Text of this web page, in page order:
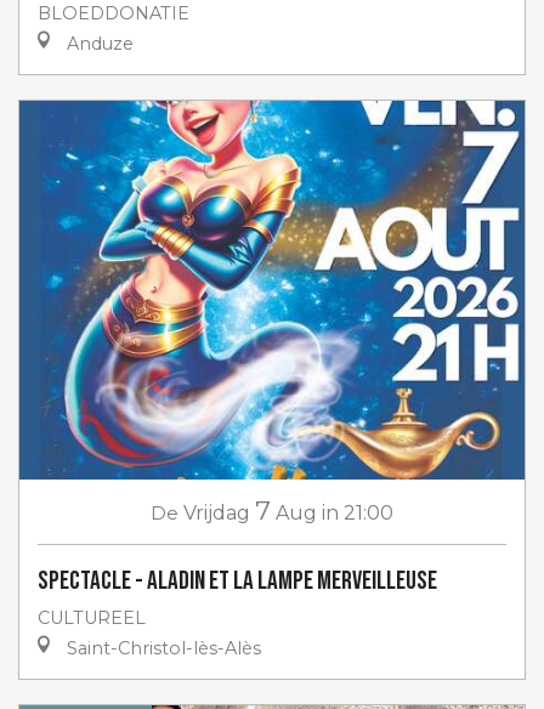
BLOEDDONATIE
Anduze
De Vrijdag 7 Aug in 21:00
Spectacle - Aladin et la lampe merveilleuse
CULTUREEL
Saint-Christol-lès-Alès